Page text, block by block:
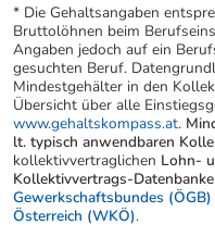
* Die Gehaltsangaben
Bruttolöhnen beim
Angaben jedoch auf ein
gesuchten Beruf.
Mindestgehälter in den
Übersicht über alle
www.gehaltskompass.at.
lt. typisch anwendbaren
kollektivvertraglichen Lohn-
Kollektivvertrags-
Gewerkschaftsbundes (ÖGB)
Österreich (WKÖ).